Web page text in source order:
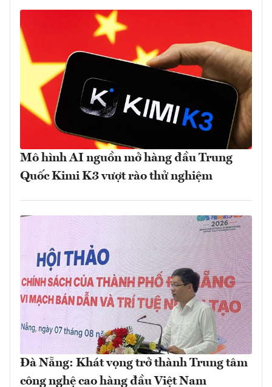
Mô hình AI nguồn mở hàng đầu Trung
Quốc Kimi K3 vượt rào thử nghiệm
Đà Nẵng: Khát vọng trở thành Trung tâm
công nghệ cao hàng đầu Việt Nam